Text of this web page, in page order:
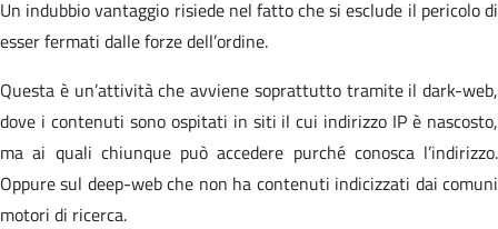
Un indubbio vantaggio risiede nel fatto che si esclude il pericolo di
esser fermati dalle forze dell’ordine.
Questa è un’attività che avviene soprattutto tramite il dark-web,
dove i contenuti sono ospitati in siti il cui indirizzo IP è nascosto,
ma ai quali chiunque può accedere purché conosca l’indirizzo.
Oppure sul deep-web che non ha contenuti indicizzati dai comuni
motori di ricerca.